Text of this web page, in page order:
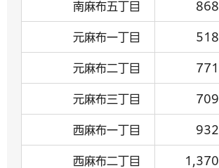
南麻布五丁目 868
元麻布一丁目 518
元麻布二丁目 771
元麻布三丁目 709
西麻布一丁目 932
西麻布二丁目 1,370